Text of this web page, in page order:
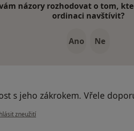
názory rozhodovat o tom,
ordinaci navštívit?
Ano Ne
s jeho zákrokem. Vřele
názoru uživatele Pacient
zneužití